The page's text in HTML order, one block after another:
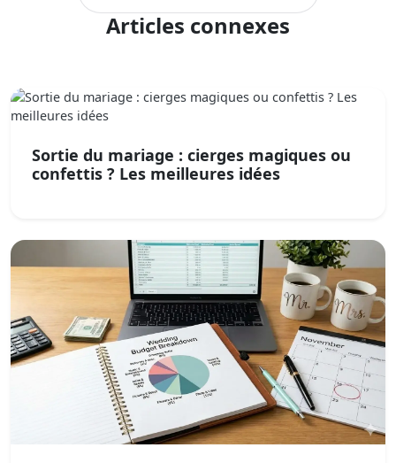
Articles connexes
Sortie du mariage : cierges magiques ou
confettis ? Les meilleures idées